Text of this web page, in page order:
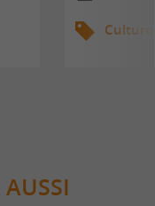
Culture
AUSSI